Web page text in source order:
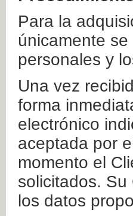
Para la
únicamente
personales y
Una vez
forma
electrónico
aceptada por
momento el
solicitados.
los datos